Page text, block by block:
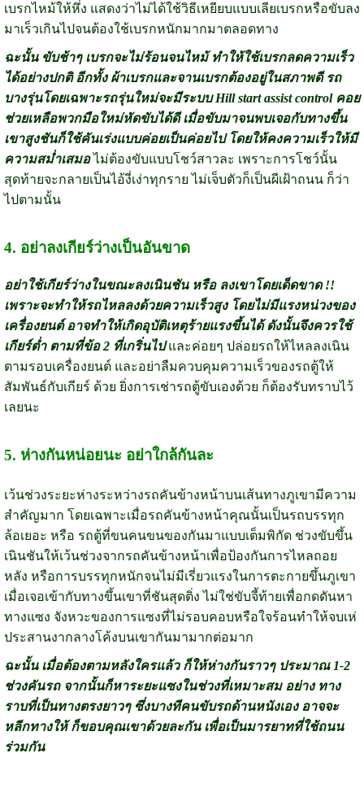
เบรกไหม้ให้หึ่ง แสดงว่าไม่ได้ใช้วิธีเหยียบแบบเลียเบรกหรือขับลง
มาเร็วเกินไปจนต้องใช้เบรกหนักมากมาตลอดทาง
ฉะนั้น ขับช้าๆ เบรกจะไม่ร้อนจนไหม้ ทำให้ใช้เบรกลดความเร็ว
ได้อย่างปกติ อีกทั้ง ผ้าเบรกและจานเบรกต้องอยู่ในสภาพดี รถ
บางรุ่นโดยเฉพาะรถรุ่นใหม่จะมีระบบ Hill start assist control คอย
ช่วยเหลือพวกมือใหม่หัดขับได้ดี เมื่อขับมาจนพบเจอกับทางขึ้น
เขาสูงชันก็ใช้คันเร่งแบบค่อยเป็นค่อยไป โดยให้คงความเร็วให้มี
ความสม่ำเสมอ ไม่ต้องขับแบบโชว์สาวละ เพราะการโชว์นั้น
สุดท้ายจะกลายเป็นไอ้งี่เง่าทุกราย ไม่เจ็บตัวก็เป็นผีเฝ้าถนน ก็ว่า
ไปตามนั้น
4. อย่าลงเกียร์ว่างเป็นอันขาด
อย่าใช้เกียร์ว่างในขณะลงเนินชัน หรือ ลงเขาโดยเด็ดขาด !!
เพราะจะทำให้รถไหลลงด้วยความเร็วสูง โดยไม่มีแรงหน่วงของ
เครื่องยนต์ อาจทำให้เกิดอุบัติเหตุร้ายแรงขึ้นได้ ดังนั้นจึงควรใช้
เกียร์ต่ำ ตามที่ข้อ 2 ที่เกริ่นไป และค่อยๆ ปล่อยรถให้ไหลลงเนิน
ตามรอบเครื่องยนต์ และอย่าลืมควบคุมความเร็วของรถตู้ให้
สัมพันธ์กับเกียร์ ด้วย ยิ่งการเช่ารถตู้ขับเองด้วย ก็ต้องรับทราบไว้
เลยนะ
5. ห่างกันหน่อยนะ อย่าใกล้กันละ
เว้นช่วงระยะห่างระหว่างรถคันข้างหน้าบนเส้นทางภูเขามีความ
สำคัญมาก โดยเฉพาะเมื่อรถคันข้างหน้าคุณนั้นเป็นรถบรรทุก
ล้อเยอะ หรือ รถตู้ที่ขนคนขนของกันมาแบบเต็มพิกัด ช่วงขับขึ้น
เนินชันให้เว้นช่วงจากรถคันข้างหน้าเพื่อป้องกันการไหลถอย
หลัง หรือการบรรทุกหนักจนไม่มีเรี่ยวแรงในการตะกายขึ้นภูเขา
เมื่อเจอเข้ากับทางขึ้นเขาที่ชันสุดติ่ง ไม่ใช่ขับจี้ท้ายเพื่อกดดันหา
ทางแซง จังหวะของการแซงที่ไม่รอบคอบหรือใจร้อนทำให้จบเห่
ประสานงากลางโค้งบนเขากันมามากต่อมาก
ฉะนั้น เมื่อต้องตามหลังใครแล้ว ก็ให้ห่างกันราวๆ ประมาณ 1-2
ช่วงคันรถ จากนั้นก็หาระยะแซงในช่วงที่เหมาะสม อย่าง ทาง
ราบที่เป็นทางตรงยาวๆ ซึ่งบางทีคนขับรถด้านหนังเอง อาจจะ
หลีกทางให้ ก็ขอบคุณเขาด้วยละกัน เพื่อเป็นมารยาทที่ใช้ถนน
ร่วมกัน